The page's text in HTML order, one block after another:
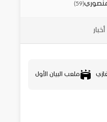
(
59
)
أخبار
ملعب البيان الأول